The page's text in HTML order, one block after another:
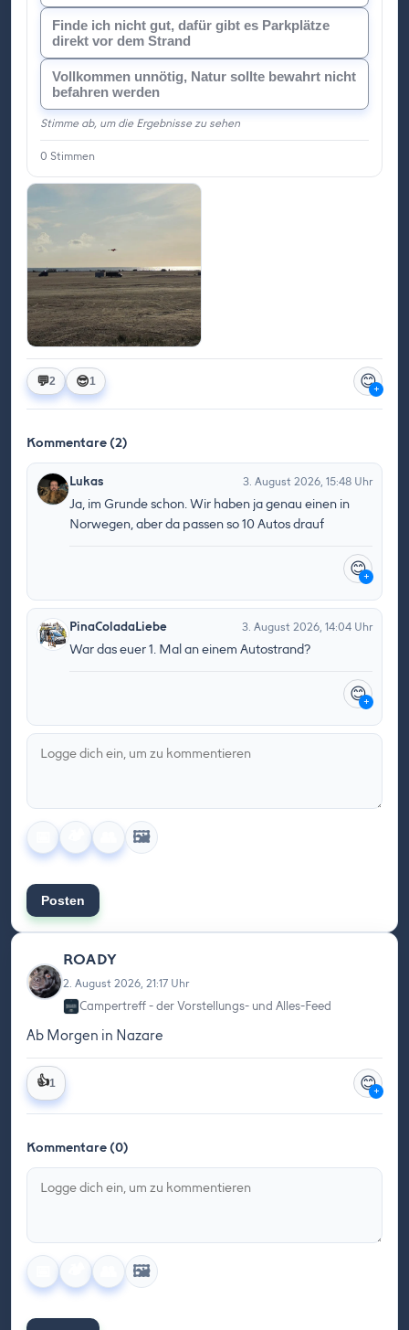
Finde ich nicht gut, dafür gibt es Parkplätze
direkt vor dem Strand
Vollkommen unnötig, Natur sollte bewahrt nicht
befahren werden
Stimme ab, um die Ergebnisse zu sehen
0 Stimmen
💬2 😎1 😊+
Kommentare (2)
Lukas 3. August 2026, 15:48 Uhr
Ja, im Grunde schon. Wir haben ja genau einen in
Norwegen, aber da passen so 10 Autos drauf
😊+
PinaColadaLiebe 3. August 2026, 14:04 Uhr
War das euer 1. Mal an einem Autostrand?
😊+
🖼️
Posten
ROADY
2. August 2026, 21:17 Uhr
Campertreff - der Vorstellungs- und Alles-Feed
Ab Morgen in Nazare
👍1 😊+
Kommentare (0)
🖼️